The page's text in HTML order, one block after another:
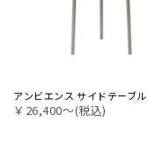
アンビエンス サイドテーブル
￥26,400〜(税込)